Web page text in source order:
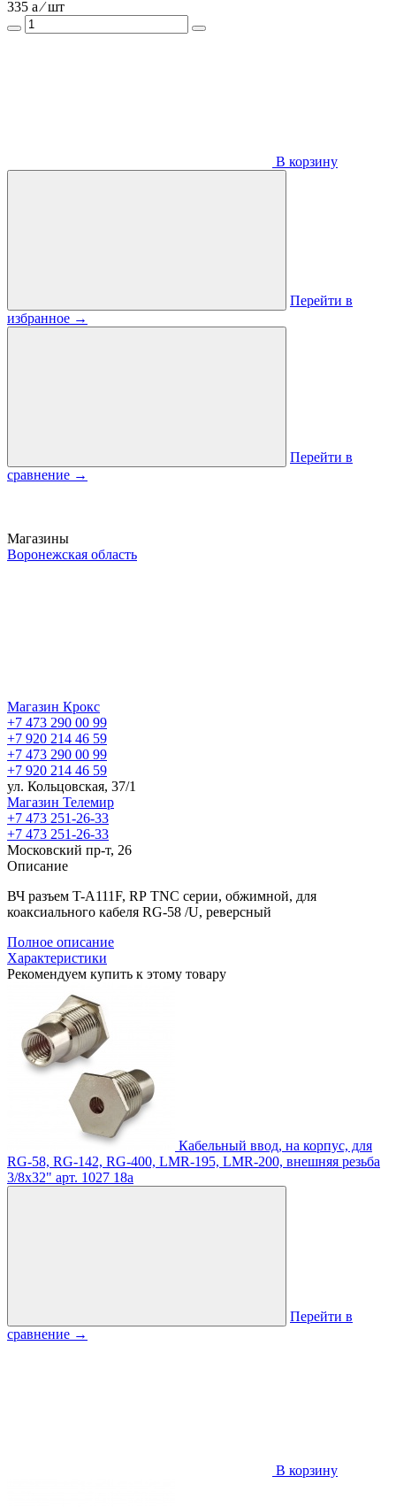
335 a ⁄ шт
В корзину
Перейти в
избранное →
Перейти в
сравнение →
Магазины
Воронежская область
Магазин Крокс
+7 473 290 00 99
+7 920 214 46 59
+7 473 290 00 99
+7 920 214 46 59
ул. Кольцовская, 37/1
Магазин Телемир
+7 473 251-26-33
+7 473 251-26-33
Московский пр-т, 26
Описание
ВЧ разъем T-A111F, RP TNC серии, обжимной, для
коаксиального кабеля RG-58 /U, реверсный
Полное описание
Характеристики
Рекомендуем купить к этому товару
Кабельный ввод, на корпус, для
RG-58, RG-142, RG-400, LMR-195, LMR-200, внешняя резьба
3/8х32" арт. 1027 18a
Перейти в
сравнение →
В корзину